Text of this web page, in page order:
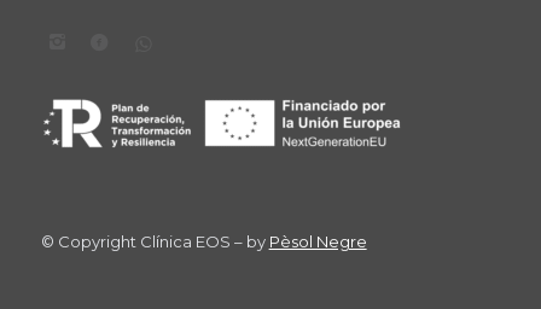
© Copyright Clínica EOS – by Pèsol Negre